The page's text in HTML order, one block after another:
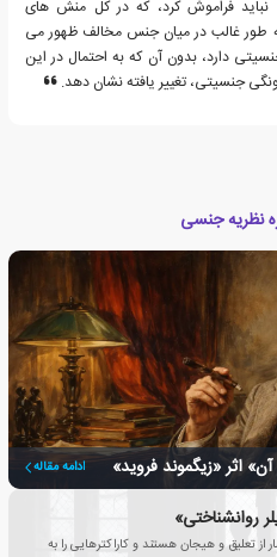
فراموش کرد، که در کل منش های
غالب در میان جنس مخالف ظهور می
دارد، بدون آن که به احتمال در این
جنسیتی، تغییر یافته نشان دهد.
نظریه جنسی
اثر «زیگموند فروید» ادامه مقاله
روانشناختی»
از تعلیق و هیجان هستند و کاراکترهایی را به